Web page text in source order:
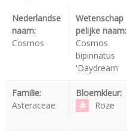
Nederlandse
naam:
Cosmos
Wetenschap
pelijke naam:
Cosmos
bipinnatus
'Daydream'
Familie:
Asteraceae
Bloemkleur:
Roze